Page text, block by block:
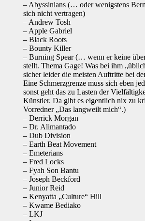
– Abyssinians (… oder wenigstens
sich nicht vertragen)
– Andrew Tosh
– Apple Gabriel
– Black Roots
– Bounty Killer
– Burning Spear (… wenn er keine
stellt. Thema Gage! Was bei ihm
sicher leider die meisten Auftritte bei
Eine Schmerzgrenze muss sich eben
sonst geht das zu Lasten der
Künstler. Da gibt es eigentlich nix zu
Vorredner „Das langweilt mich“.)
– Derrick Morgan
– Dr. Alimantado
– Dub Division
– Earth Beat Movement
– Emeterians
– Fred Locks
– Fyah Son Bantu
– Joseph Beckford
– Junior Reid
– Kenyatta „Culture“ Hill
– Kwame Bediako
– LKJ